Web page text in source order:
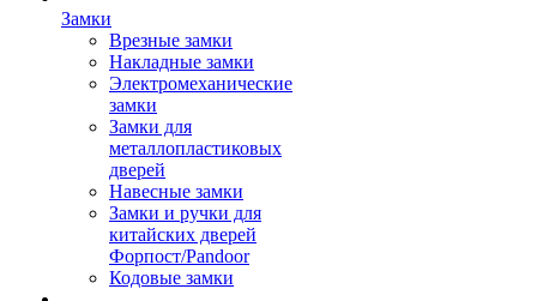
Замки
Врезные замки
Накладные замки
Электромеханические
замки
Замки для
металлопластиковых
дверей
Навесные замки
Замки и ручки для
китайских дверей
Форпост/Раndoor
Кодовые замки